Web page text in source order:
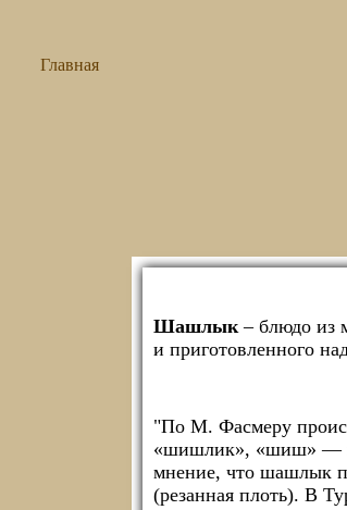
Главная
Шашлык– блюдо из
и приготовленного
"По М. Фасмеру
«шишлик», «шиш» —
мнение, что шашлык
(резанная плоть). В